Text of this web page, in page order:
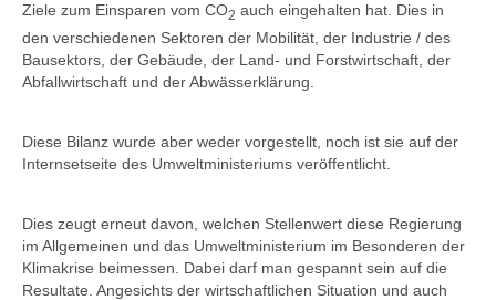
Ziele zum Einsparen vom CO2 auch eingehalten hat. Dies in
den verschiedenen Sektoren der Mobilität, der Industrie / des
Bausektors, der Gebäude, der Land- und Forstwirtschaft, der
Abfallwirtschaft und der Abwässerklärung.
Diese Bilanz wurde aber weder vorgestellt, noch ist sie auf der
Internsetseite des Umweltministeriums veröffentlicht.
Dies zeugt erneut davon, welchen Stellenwert diese Regierung
im Allgemeinen und das Umweltministerium im Besonderen der
Klimakrise beimessen. Dabei darf man gespannt sein auf die
Resultate. Angesichts der wirtschaftlichen Situation und auch